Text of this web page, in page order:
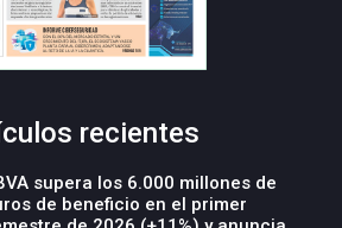
recientes
supera los 6.000 millones de
de beneficio en el primer